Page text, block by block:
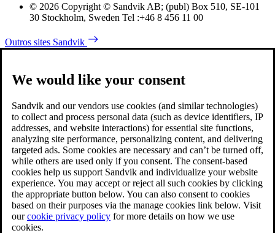
© 2026 Copyright © Sandvik AB; (publ) Box 510, SE-101
30 Stockholm, Sweden Tel :+46 8 456 11 00
Outros sites Sandvik
We would like your consent
Sandvik and our vendors use cookies (and similar technologies)
to collect and process personal data (such as device identifiers, IP
addresses, and website interactions) for essential site functions,
analyzing site performance, personalizing content, and delivering
targeted ads. Some cookies are necessary and can’t be turned off,
while others are used only if you consent. The consent-based
cookies help us support Sandvik and individualize your website
experience. You may accept or reject all such cookies by clicking
the appropriate button below. You can also consent to cookies
based on their purposes via the manage cookies link below. Visit
ourcookie privacy policy for more details on how we use
cookies.